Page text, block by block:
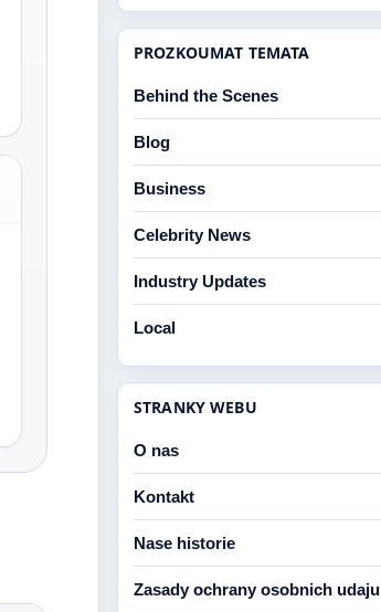
PROZKOUMAT TEMATA
Behind the Scenes
Blog
Business
Celebrity News
Industry Updates
Local
STRANKY WEBU
O nas
Kontakt
Nase historie
Zasady ochrany osobnich udaju